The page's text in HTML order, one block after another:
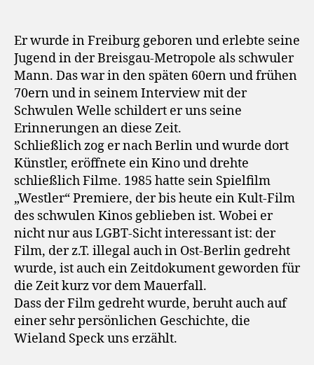
Er wurde in Freiburg geboren und erlebte seine
Jugend in der Breisgau-Metropole als schwuler
Mann. Das war in den späten 60ern und frühen
70ern und in seinem Interview mit der
Schwulen Welle schildert er uns seine
Erinnerungen an diese Zeit.
Schließlich zog er nach Berlin und wurde dort
Künstler, eröffnete ein Kino und drehte
schließlich Filme. 1985 hatte sein Spielfilm
„Westler“ Premiere, der bis heute ein Kult-Film
des schwulen Kinos geblieben ist. Wobei er
nicht nur aus LGBT-Sicht interessant ist: der
Film, der z.T. illegal auch in Ost-Berlin gedreht
wurde, ist auch ein Zeitdokument geworden für
die Zeit kurz vor dem Mauerfall.
Dass der Film gedreht wurde, beruht auch auf
einer sehr persönlichen Geschichte, die
Wieland Speck uns erzählt.